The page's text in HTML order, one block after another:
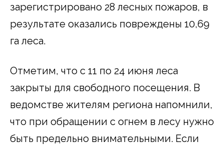
зарегистрировано 28 лесных пожаров, в
результате оказались повреждены 10,69
га леса.
Отметим, что с 11 по 24 июня леса
закрыты для свободного посещения. В
ведомстве жителям региона напомнили,
что при обращении с огнем в лесу нужно
быть предельно внимательными. Если